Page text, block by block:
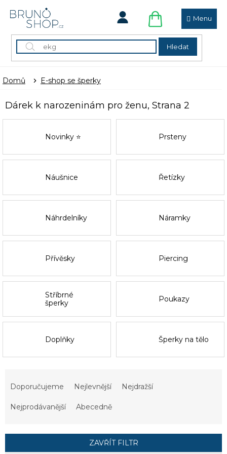
Hledat
NÁKUPNÍ
KOŠÍK
Domů E-shop se šperky
Dárek k narozeninám pro ženu, Strana 2
Novinky ⭐ Prsteny
Náušnice Řetízky
Náhrdelníky Náramky
Přívěsky Piercing
Stříbrné
šperky
Poukazy
Doplňky Šperky na tělo
Doporučujeme Nejlevnější Nejdražší
Nejprodávanější Abecedně
ZAVŘÍT FILTR